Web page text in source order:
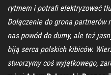
rytmem i potrafi elektryzować
Dołączenie do grona
nas powód do dumy, ale też
biją serca polskich kibiców.
stworzymy coś wyjątkowego,